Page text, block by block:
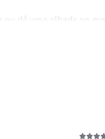
e estimular
dá uma olhada no